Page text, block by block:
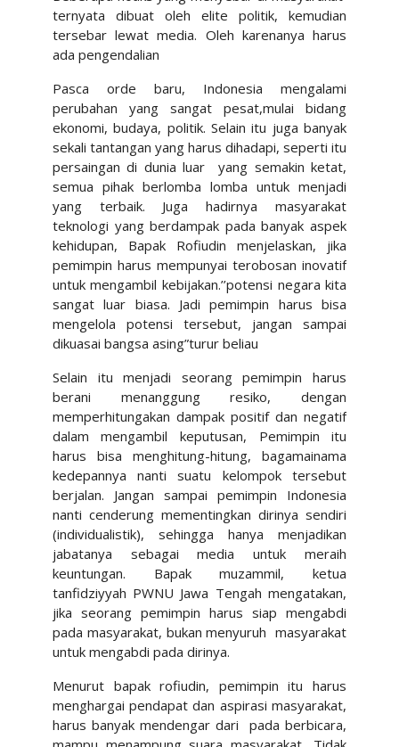
ternyata dibuat oleh elite politik, kemudian
tersebar lewat media. Oleh karenanya harus
ada pengendalian
Pasca orde baru, Indonesia mengalami
perubahan yang sangat pesat,mulai bidang
ekonomi, budaya, politik. Selain itu juga banyak
sekali tantangan yang harus dihadapi, seperti itu
persaingan di dunia luar
yang semakin ketat,
semua pihak berlomba lomba untuk menjadi
yang terbaik. Juga hadirnya masyarakat
teknologi yang berdampak pada banyak aspek
kehidupan, Bapak Rofiudin menjelaskan, jika
pemimpin harus mempunyai terobosan inovatif
untuk mengambil kebijakan.’’potensi negara kita
sangat luar biasa. Jadi pemimpin harus bisa
mengelola potensi tersebut, jangan sampai
dikuasai bangsa asing”turur beliau
Selain itu menjadi seorang pemimpin harus
berani menanggung resiko, dengan
memperhitungakan dampak positif dan negatif
dalam mengambil keputusan, Pemimpin itu
harus bisa menghitung-hitung, bagamainama
kedepannya nanti suatu kelompok tersebut
berjalan. Jangan sampai pemimpin Indonesia
nanti cenderung mementingkan dirinya sendiri
(individualistik), sehingga hanya menjadikan
jabatanya sebagai media untuk meraih
keuntungan. Bapak muzammil, ketua
tanfidziyyah PWNU Jawa Tengah mengatakan,
jika seorang pemimpin harus siap mengabdi
pada masyarakat, bukan menyuruh masyarakat
untuk mengabdi pada dirinya.
Menurut bapak rofiudin, pemimpin itu harus
menghargai pendapat dan aspirasi masyarakat,
harus banyak mendengar dari
pada berbicara,